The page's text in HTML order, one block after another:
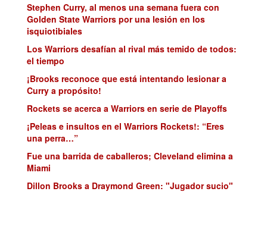
Stephen Curry, al menos una semana fuera con
Golden State Warriors por una lesión en los
isquiotibiales
Los Warriors desafían al rival más temido de todos:
el tiempo
¡Brooks reconoce que está intentando lesionar a
Curry a propósito!
Rockets se acerca a Warriors en serie de Playoffs
¡Peleas e insultos en el Warriors Rockets!: “Eres
una perra…”
Fue una barrida de caballeros; Cleveland elimina a
Miami
Dillon Brooks a Draymond Green: "Jugador sucio"